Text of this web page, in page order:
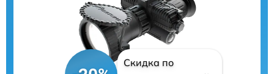
Скидка по